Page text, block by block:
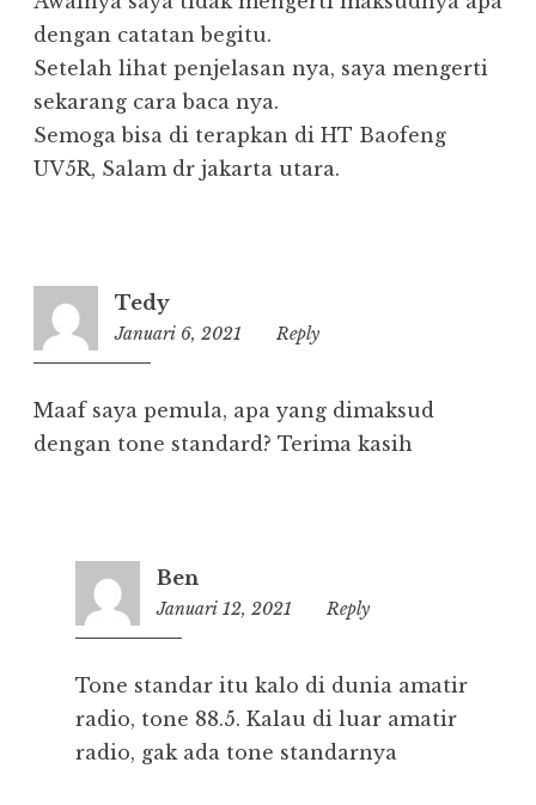
dengan catatan begitu.
Setelah lihat penjelasan nya, saya mengerti
sekarang cara baca nya.
Semoga bisa di terapkan di HT Baofeng
UV5R, Salam dr jakarta utara.
Tedy
Januari 6, 2021 22:41
Reply
Maaf saya pemula, apa yang dimaksud
dengan tone standard? Terima kasih
Ben
Januari 12, 2021 13:11
Reply
Tone standar itu kalo di dunia amatir
radio, tone 88.5. Kalau di luar amatir
radio, gak ada tone standarnya